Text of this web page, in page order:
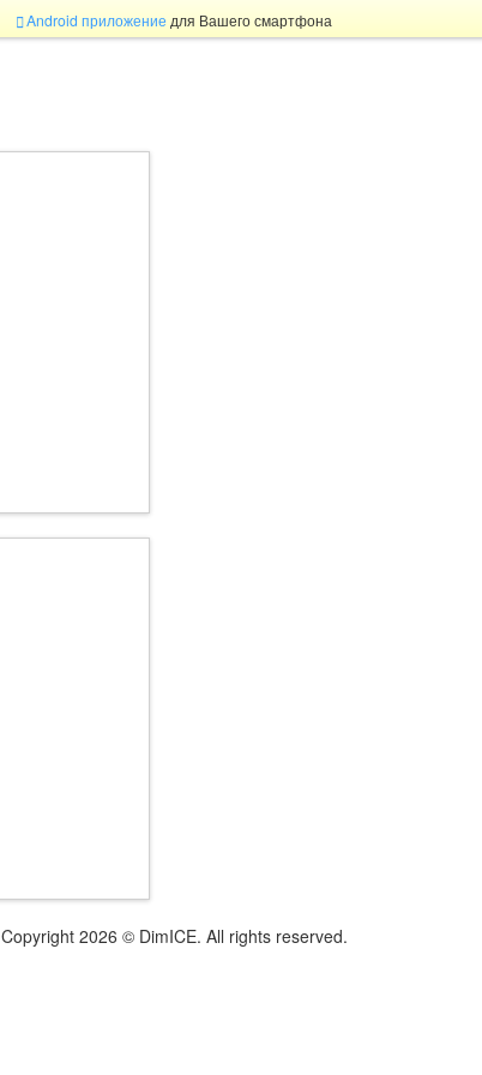
Android приложение для Вашего смартфона
Copyright 2026 © DimICE. All rights reserved.